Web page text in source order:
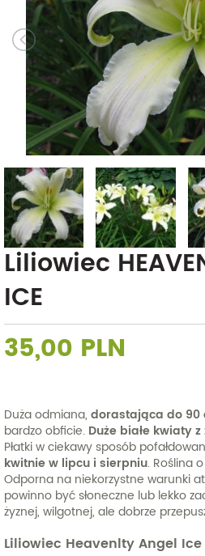
Liliowiec
ICE
35,00 PLN
Duża odmiana, dorastająca do 90
bardzo obficie. Duże białe kwiaty
Płatki w ciekawy sposób
kwitnie w lipcu i sierpniu. Roślina
Odporna na niekorzystne warunki
powinno być słoneczne lub lekko
żyznej, wilgotnej, ale dobrze
Liliowiec Heavenlty Angel